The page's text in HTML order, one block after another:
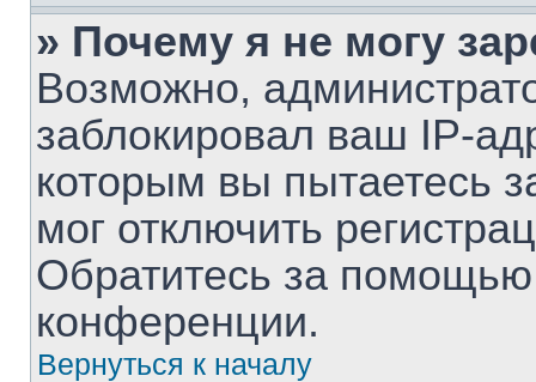
» Почему я не могу
Возможно,
заблокировал ваш IP-
которым вы пытаетесь
мог отключить
Обратитесь за помощью
конференции.
Вернуться к началу